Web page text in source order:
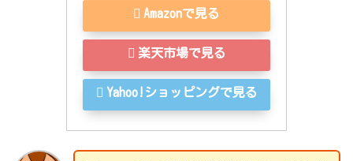
Amazonで見る
楽天市場で見る
Yahoo!ショッピングで見る